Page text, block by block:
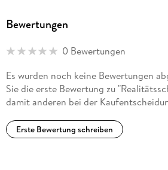
Bewertungen
0 Bewertungen
Es wurden noch keine Bewertungen
Sie die erste Bewertung zu
damit anderen bei der
Erste Bewertung schreiben